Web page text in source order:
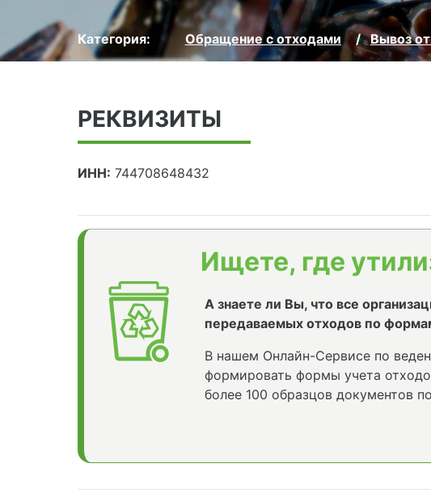
Категория: Обращение с отходами Вывоз
РЕКВИЗИТЫ
ИНН: 744708648432
Ищете, где
А знаете ли Вы, что все
передаваемых отходов по
В нашем Онлайн-Сервисе по
формировать формы учета
более 100 образцов документов